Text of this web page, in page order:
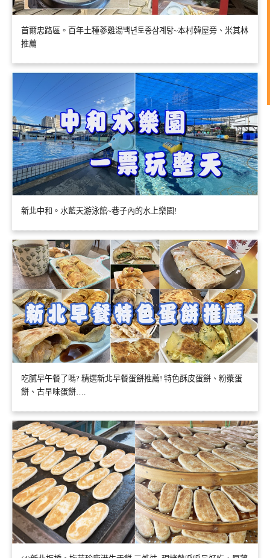
首爾忠路區。百年土種蔘雞湯백년토종삼계탕~本村韓屋旁、米其林
推薦
新北中和。水藍天游泳館~巷子內的水上樂園!
吃膩早午餐了嗎? 精選新北早餐蛋餅推薦! 特色酥皮蛋餅、粉漿蛋
餅、古早味蛋餅….